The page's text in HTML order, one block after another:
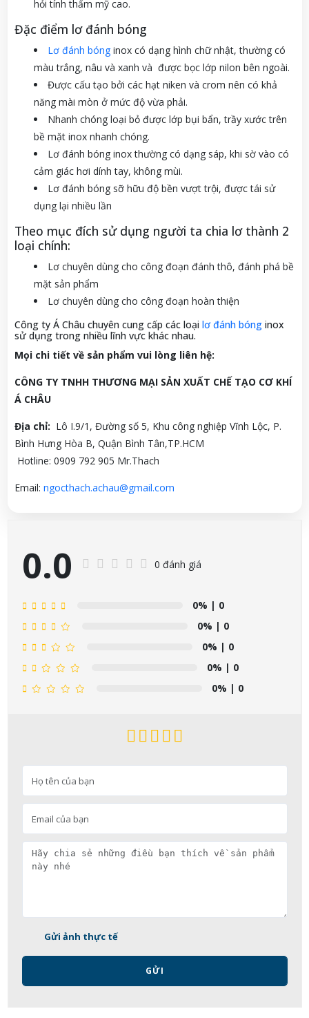
hỏi tính thẩm mỹ cao.
Đặc điểm lơ đánh bóng
Lơ đánh bónginox có dạng hình chữ nhật, thường có
màu trắng, nâu và xanh và được bọc lớp nilon bên ngoài.
Được cấu tạo bởi các hạt niken và crom nên có khả
năng mài mòn ở mức độ vừa phải.
Nhanh chóng loại bỏ được lớp bụi bẩn, trầy xước trên
bề mặt inox nhanh chóng.
Lơ đánh bóng inox thường có dạng sáp, khi sờ vào có
cảm giác hơi dính tay, không mùi.
Lơ đánh bóng sỡ hữu độ bền vượt trội, được tái sử
dụng lại nhiều lần
Theo mục đích sử dụng người ta chia lơ thành 2
loại chính:
Lơ chuyên dùng cho công đoạn đánh thô, đánh phá bề
mặt sản phẩm
Lơ chuyên dùng cho công đoạn hoàn thiện
Công ty Á Châu chuyên cung cấp các loại lơ đánh bónginox
sử dụng trong nhiều lĩnh vực khác nhau.
Mọi chi tiết về sản phẩm vui lòng liên hệ:
CÔNG TY TNHH THƯƠNG MẠI SẢN XUẤT CHẾ TẠO CƠ KHÍ
Á CHÂU
Địa chỉ: Lô I.9/1, Đường số 5, Khu công nghiệp Vĩnh Lộc, P.
Bình Hưng Hòa B, Quận Bình Tân,TP.HCM
Hotline: 0909 792 905 Mr.Thach
Email: ngocthach.achau@gmail.com
0.0 0 đánh giá
0% | 0
0% | 0
0% | 0
0% | 0
0% | 0
Gửi ảnh thực tế
GỬI